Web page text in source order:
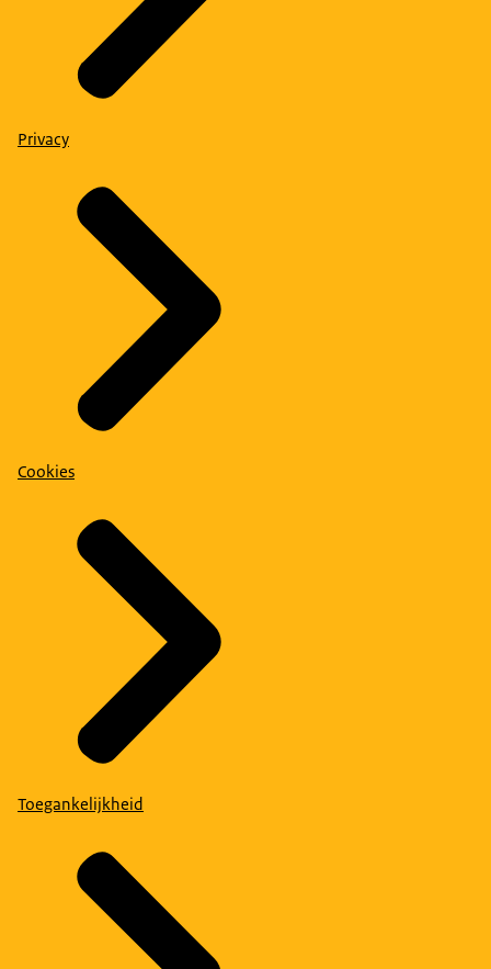
Privacy
Cookies
Toegankelijkheid